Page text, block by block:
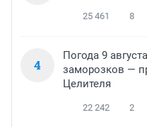
25 461 8
4
Погода 9
заморозков —
Целителя
22 242 2